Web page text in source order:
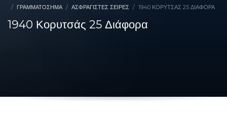
ΓΡΑΜΜΑΤΟΣΗΜΑ
ΑΣΦΡΆΓΙΣΤΕΣ ΣΕΙΡΈΣ 1940 ΚΟΡΥΤΣΆΣ 25 ΔΙΆΦΟΡΑ
1940 Κορυτσάς 25 Διάφορα